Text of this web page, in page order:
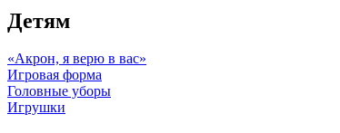
Детям
«Акрон, я верю в вас»
Игровая форма
Головные уборы
Игрушки